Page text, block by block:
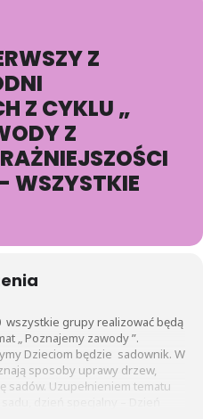
Z
Z CYKLU „
Z
WSZYSTKIE
wszystkie grupy realizować będą
„ Poznajemy zawody ”.
Dzieciom będzie sadownik. W
sposoby uprawy drzew,
sadów. Uzupełnieniem tematu